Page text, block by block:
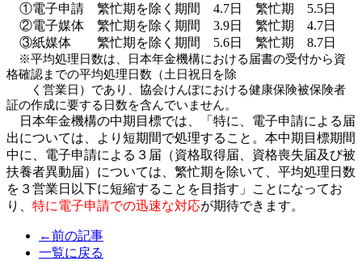
①電子申請 繁忙期を除く期間 4.7日 繁忙期 5.5日
②電子媒体 繁忙期を除く期間 3.9日 繁忙期 4.7日
③紙媒体 繁忙期 を除く期間 5.6日 繁忙期 8.7日
※平均処理日数は、日本年金機構における届書の受付から資
格確認までの平均処理日数（土日祝日を除
く 営業日）であり、協会けんぽにおける健康保険被保険者
証の作成に要する日数を含んでいません。
日本年金機構の中期 目標では、「特に、電子申請による届
出については、より短期間で処理すること。本中期目標期間
中に、電子申請による３届（資格取得届、資格喪失届及び被
扶養者異動届）については、繁忙期を除いて、平均処理日数
を３営業日以下に短縮することを目指す」ことになってお
り、 特に電子申請での迅速な対応が期待できます。
←前の記事
一覧に戻る